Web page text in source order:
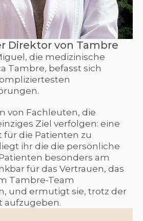
Direktor von Tambre
die medizinische
Tambre, befasst sich
von Fachleuten, die
Ziel verfolgen: eine
für die Patienten zu
ihr die die persönliche
besonders am
für das Vertrauen, das
Tambre-Team
und ermutigt sie, trotz der
aufzugeben.